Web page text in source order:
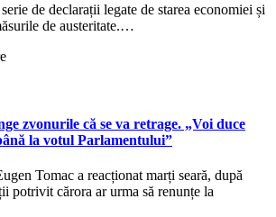
de declarații legate de starea economiei și
de austeritate.…
zvonurile că se va retrage. „Voi duce
la votul Parlamentului”
Tomac a reacționat marți seară, după
potrivit cărora ar urma să renunțe la